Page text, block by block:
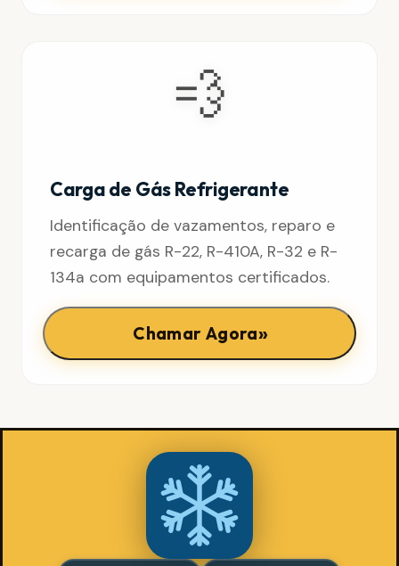
💨
Carga de Gás Refrigerante
Identificação de vazamentos, reparo e
recarga de gás R-22, R-410A, R-32 e R-
134a com equipamentos certificados.
Chamar Agora»